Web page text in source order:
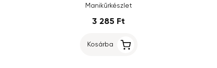
Manikűrkészlet
3 285 Ft
Kosárba